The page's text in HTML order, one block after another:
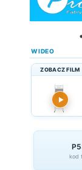
WIDEO
ZOBACZ FILM
▶
kod